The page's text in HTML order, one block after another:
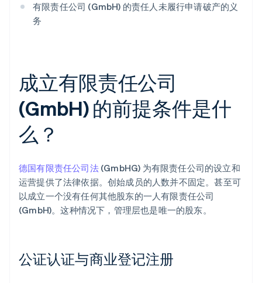
有限责任公司 (GmbH) 的责任人未履行申请破产的义
务
成立有限责任公司
(GmbH) 的前提条件是什
么？
德国有限责任公司法(GmbHG) 为有限责任公司的设立和
运营提供了法律依据。创始成员的人数并不固定。甚至可
以成立一个没有任何其他股东的一人有限责任公司
(GmbH)。这种情况下，管理层也是唯一的股东。
公证认证与商业登记注册